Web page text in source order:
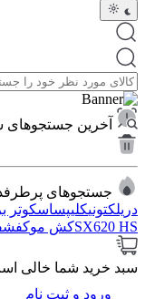
آخرین جستجوهای
جستجوهای
دریلکتونیکلیپساسکوتر
SX620 HSکش موکفش
سبد خرید شما خالی
ورود و ثبت نام